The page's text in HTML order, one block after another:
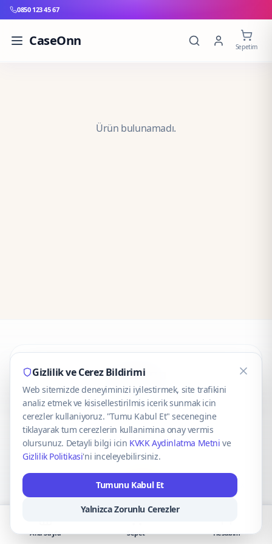
0850 123 45 67
CaseOnn Sepetim
Ürün bulunamadı.
CaseOnn
© 2025 CaseOnn. Tüm hakları saklıdır.
VISA Mastercard
Gizlilik ve Cerez Bildirimi
Web sitemizde deneyiminizi iyilestirmek, site trafikini
analiz etmek ve kisisellestirilmis icerik sunmak icin
cerezler kullaniyoruz. "Tumu Kabul Et" secenegine
tiklayarak tum cerezlerin kullanimina onay vermis
olursunuz. Detayli bilgi icin KVKK Aydinlatma Metni ve
Gizlilik Politikasi'ni inceleyebilirsiniz.
Tumunu Kabul Et
Yalnizca Zorunlu Cerezler
Ana Sayfa Sepet Hesabım